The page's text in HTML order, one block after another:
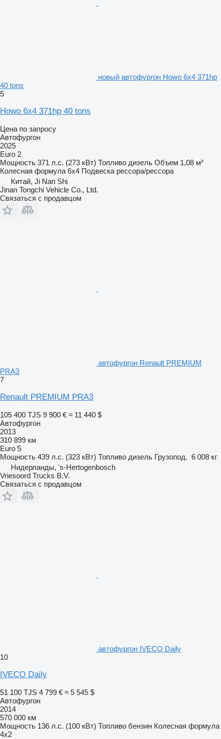
новый автофургон Howo 6x4 371hp
40 tons
5
Howo 6x4 371hp 40 tons
Цена по запросу
Автофургон
2025
Euro 2
Мощность 371 л.с. (273 кВт) Топливо дизель Объем 1,08 м³
Колесная формула 6x4 Подвеска рессора/рессора
Китай, Ji Nan Shi
Jinan Tongchi Vehicle Co., Ltd.
Связаться с продавцом
автофургон Renault PREMIUM
PRA3
7
Renault PREMIUM PRA3
105 400 TJS 9 900 € ≈ 11 440 $
Автофургон
2013
310 899 км
Euro 5
Мощность 439 л.с. (323 кВт) Топливо дизель Грузопод. 6 008 кг
Нидерланды, 's-Hertogenbosch
Vriesoord Trucks B.V.
Связаться с продавцом
автофургон IVECO Daily
10
IVECO Daily
51 100 TJS 4 799 € ≈ 5 545 $
Автофургон
2014
570 000 км
Мощность 136 л.с. (100 кВт) Топливо бензин Колесная формула
4x2